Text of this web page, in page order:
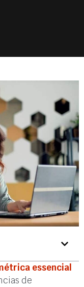
essencial
de